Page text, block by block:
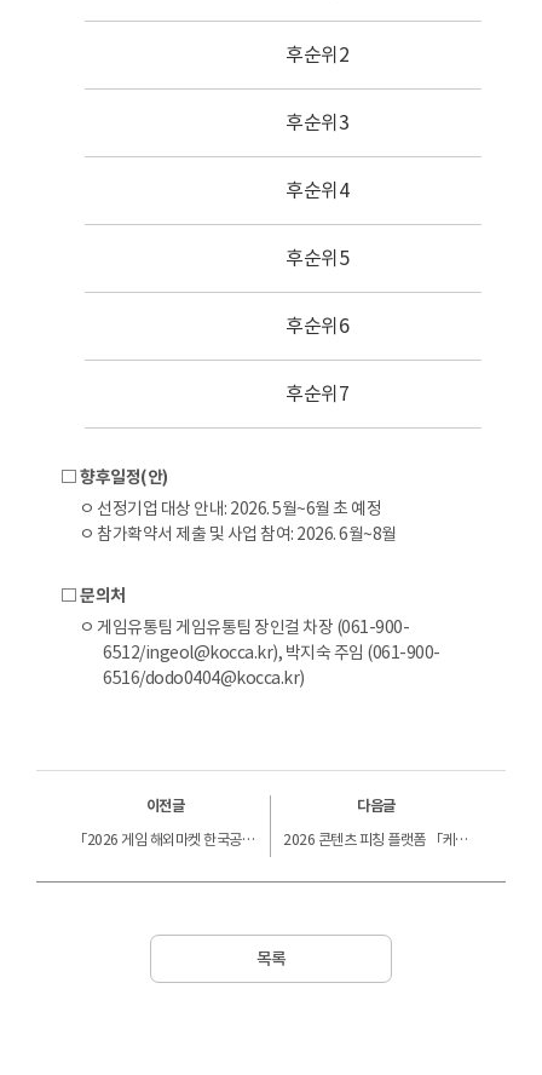
후순위2
후순위3
후순위4
후순위5
후순위6
후순위7
□ 향후일정(안)
ㅇ 선정기업 대상 안내: 2026. 5월~6월 초 예정
ㅇ 참가확약서 제출 및 사업 참여: 2026. 6월~8월
□ 문의처
ㅇ 게임유통팀 게임유통팀 장인걸 차장 (061-900-
6512/ingeol@kocca.kr), 박지숙 주임 (061-900-
6516/dodo0404@kocca.kr)
이전글
「2026 게임 해외마켓 한국공동관(브라질게임쇼) 참가기업」 선정평가 결과 안내
다음글
2026 콘텐츠 피칭 플랫폼 「케이녹(KNOCK) 스페셜라운드 X NextRise」참가기업 최종 선정결과
목록